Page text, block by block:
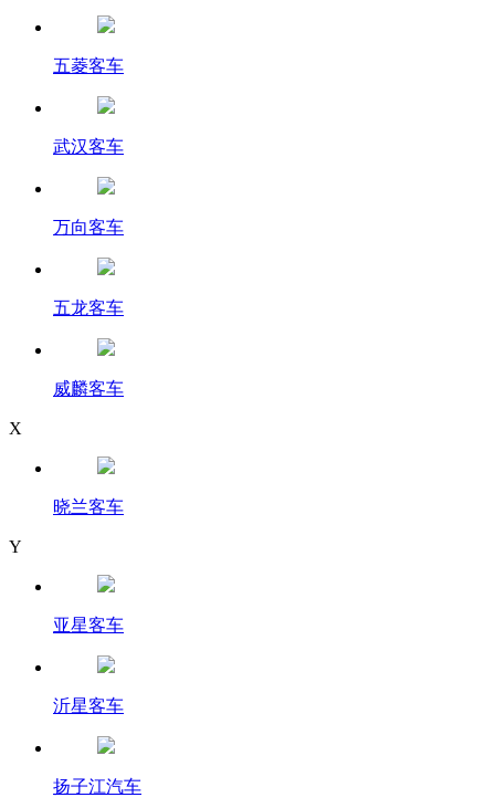
五菱客车
武汉客车
万向客车
五龙客车
威麟客车
X
晓兰客车
Y
亚星客车
沂星客车
扬子江汽车